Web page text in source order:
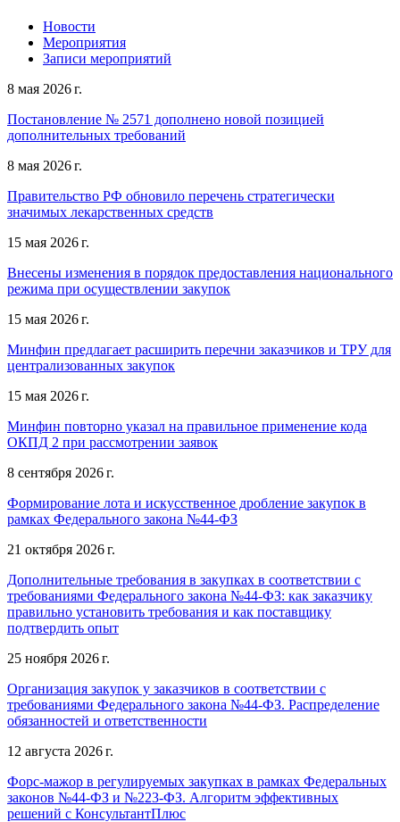
Новости
Мероприятия
Записи мероприятий
8 мая 2026 г.
Постановление № 2571 дополнено новой позицией
дополнительных требований
8 мая 2026 г.
Правительство РФ обновило перечень стратегически
значимых лекарственных средств
15 мая 2026 г.
Внесены изменения в порядок предоставления национального
режима при осуществлении закупок
15 мая 2026 г.
Минфин предлагает расширить перечни заказчиков и ТРУ для
централизованных закупок
15 мая 2026 г.
Минфин повторно указал на правильное применение кода
ОКПД 2 при рассмотрении заявок
8 сентября 2026 г.
Формирование лота и искусственное дробление закупок в
рамках Федерального закона №44-ФЗ
21 октября 2026 г.
Дополнительные требования в закупках в соответствии с
требованиями Федерального закона №44-ФЗ: как заказчику
правильно установить требования и как поставщику
подтвердить опыт
25 ноября 2026 г.
Организация закупок у заказчиков в соответствии с
требованиями Федерального закона №44-ФЗ. Распределение
обязанностей и ответственности
12 августа 2026 г.
Форс-мажор в регулируемых закупках в рамках Федеральных
законов №44-ФЗ и №223-ФЗ. Алгоритм эффективных
решений с КонсультантПлюс